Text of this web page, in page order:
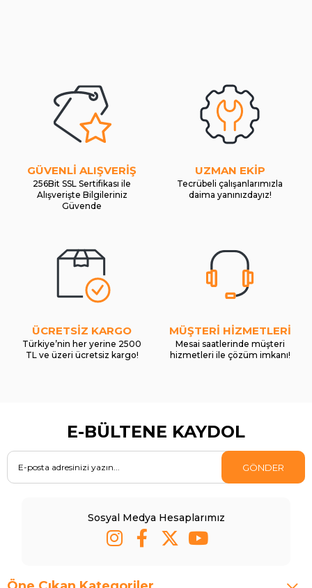
GÜVENLİ ALIŞVERİŞ
256Bit SSL Sertifikası ile
Alışverişte Bilgileriniz
Güvende
UZMAN EKİP
Tecrübeli çalışanlarımızla
daima yanınızdayız!
ÜCRETSİZ KARGO
Türkiye’nin her yerine 2500
TL ve üzeri ücretsiz kargo!
MÜŞTERİ HİZMETLERİ
Mesai saatlerinde müşteri
hizmetleri ile çözüm imkanı!
E-BÜLTENE KAYDOL
GÖNDER
Sosyal Medya Hesaplarımız